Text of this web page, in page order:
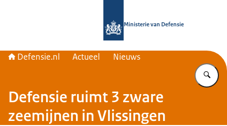
Ministerie van Defensie
Defensie.nl Actueel Nieuws
Defensie ruimt 3 zware
zeemijnen in Vlissingen